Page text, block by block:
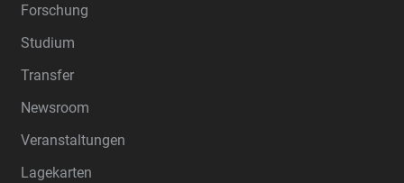
Forschung
Studium
Transfer
Newsroom
Veranstaltungen
Lagekarten